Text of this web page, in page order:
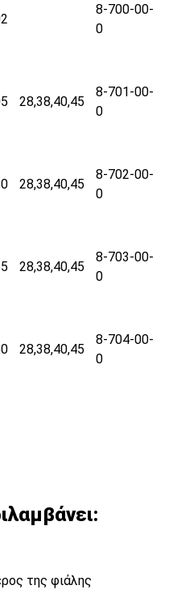
8-700-00-
0
28,38,40,45
8-701-00-
0
28,38,40,45
8-702-00-
0
28,38,40,45
8-703-00-
0
28,38,40,45
8-704-00-
0
της φιάλης